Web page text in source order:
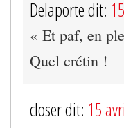
Delaporte dit:
« Et paf, en
Quel crétin !
closer dit: 15